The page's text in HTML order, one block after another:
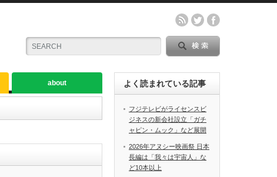
about よく読まれている記事
フジテレビがライセンスビ
ジネスの新会社設立「ガチ
ャピン・ムック」など展開
2026年アヌシー映画祭 日本
長編は「我々は宇宙人」な
ど10本以上